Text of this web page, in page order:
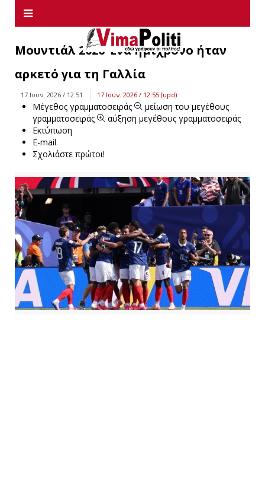
Μουντιάλ 2026-Ένα ημίχρονο ήταν
αρκετό για τη Γαλλία
17 Ιουν. 2026 / 12:51 17 Ιουν. 2026 / 12:55 (upd)
Μέγεθος γραμματοσειράς
μείωση του μεγέθους
γραμματοσειράς
αύξηση μεγέθους γραμματοσειράς
Εκτύπωση
E-mail
Σχολιάστε πρώτοι!